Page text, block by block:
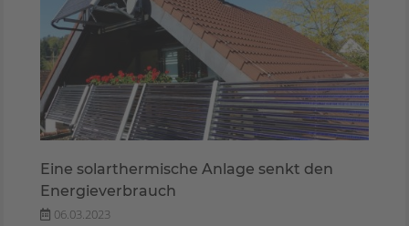
Eine solarthermische Anlage senkt den
Energieverbrauch
06.03.2023